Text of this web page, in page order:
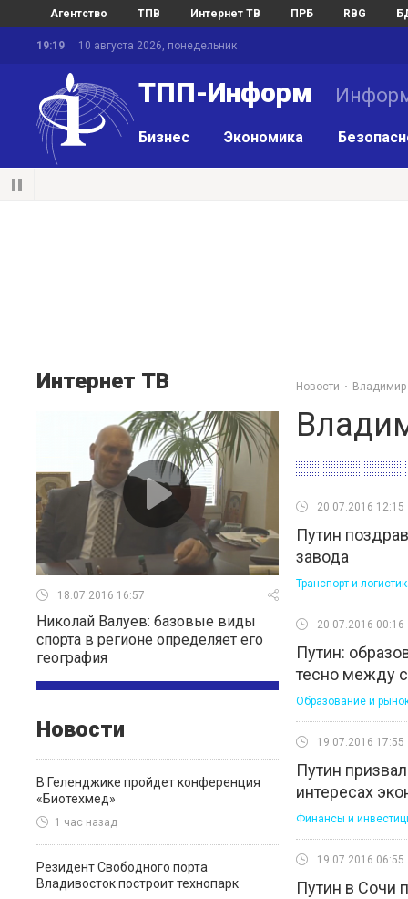
Агентство ТПВ Интернет ТВ ПРБ RBG
19:19 10 августа 2026, понедельник
ТПП-Информ
Бизнес Экономика
Интернет ТВ
18.07.2016 16:57
Николай Валуев: базовые виды
спорта в регионе определяет его
география
Новости
В Геленджике пройдет конференция
«Биотехмед»
1 час назад
Резидент Свободного порта
Владивосток построит технопарк
Новости Владимир
20.07.2016 12:15
Путин
завода
Транспорт и
20.07.2016 00:16
Путин:
тесно между
Образование и
19.07.2016 17:55
Путин
интересах
Финансы и
19.07.2016 06:55
Путин в Сочи